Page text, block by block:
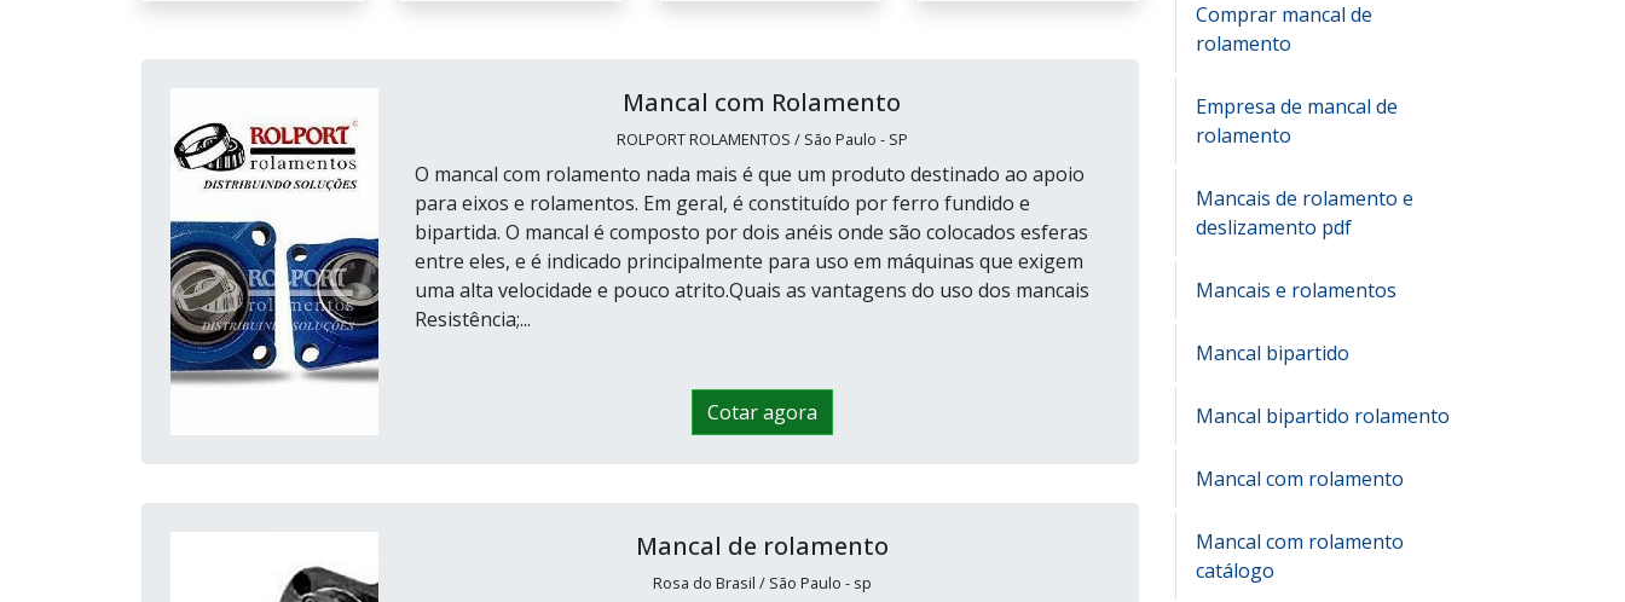
Mancal com Rolamento
ROLPORT ROLAMENTOS / São Paulo - SP
O mancal com rolamento nada mais é que um produto destinado ao apoio
para eixos e rolamentos. Em geral, é constituído por ferro fundido e
bipartida. O mancal é composto por dois anéis onde são colocados esferas
entre eles, e é indicado principalmente para uso em máquinas que exigem
uma alta velocidade e pouco atrito.Quais as vantagens do uso dos mancais
Resistência;...
Cotar agora
Mancal de rolamento
Rosa do Brasil / São Paulo - sp
Comprar mancal de
rolamento
Empresa de mancal de
rolamento
Mancais de rolamento e
deslizamento pdf
Mancais e rolamentos
Mancal bipartido
Mancal bipartido rolamento
Mancal com rolamento
Mancal com rolamento
catálogo